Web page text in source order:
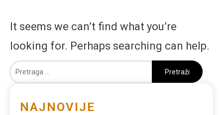
It seems we can’t find what you’re
looking for. Perhaps searching can help.
NAJNOVIJE